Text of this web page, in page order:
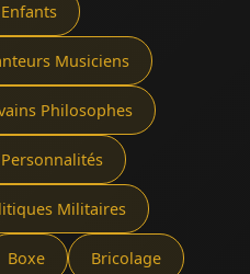
Musiciens
Philosophes
Militaires
Boxe Bricolage